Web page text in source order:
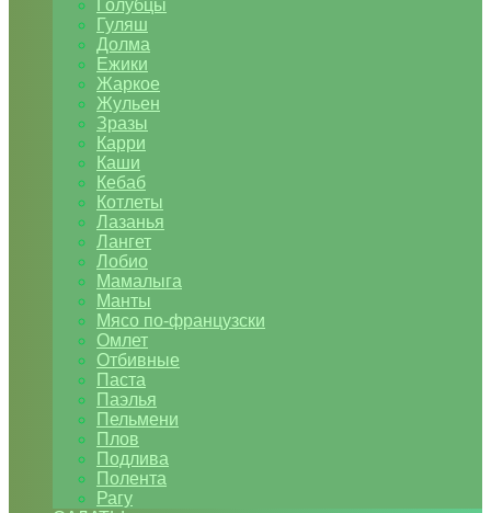
Голубцы
Гуляш
Долма
Ежики
Жаркое
Жульен
Зразы
Карри
Каши
Кебаб
Котлеты
Лазанья
Лангет
Лобио
Мамалыга
Манты
Мясо по-французски
Омлет
Отбивные
Паста
Паэлья
Пельмени
Плов
Подлива
Полента
Рагу